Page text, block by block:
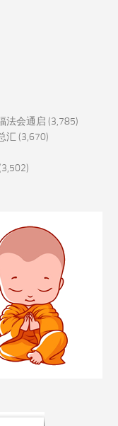
法会通启 (3,785)
汇(3,670)